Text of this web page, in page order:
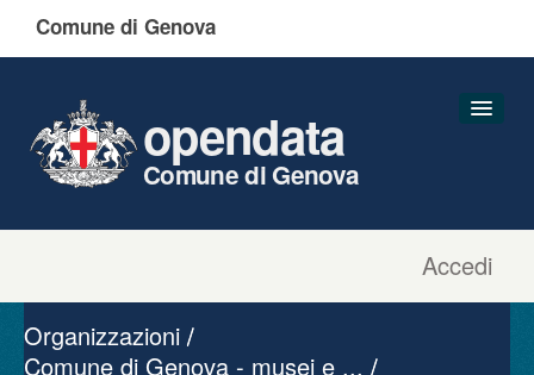
Comune di Genova
Accedi
opendata
Comune di Genova
Gruppi
Organizzazioni
Comune di Genova - musei e ...